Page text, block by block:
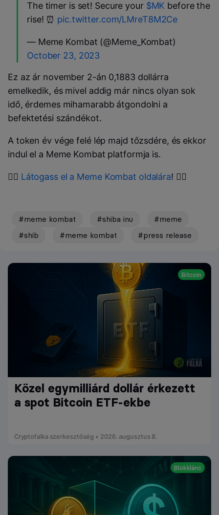
The timer is set! Secure your $MK before the
rise! ⏰ pic.twitter.com/LMreT8M2Ce
— Meme Kombat (@Meme_Kombat)
October 23, 2023
Ez az ár november 2-án 0,1883 dollárra
emelkedik, és mivel addig már nincs olyan sok
idő, érdemes mihamarabb átgondolni a
befektetési szándékot.
A token év vége felé lép majd tőzsdére, és ekkor
indul el a Meme Kombat platformja is.
👉🏼 Látogass el a Meme Kombat oldalára! 👈🏼
#meme kombat #shiba inu
#meme
#shib
#meme kombat #press release
Bitcoin
Közel egymilliárd dollár érkezett
a spot Bitcoin ETF-ekbe
Cryptofalka szerkesztőség • 2026. augusztus 8.
Blokklánc